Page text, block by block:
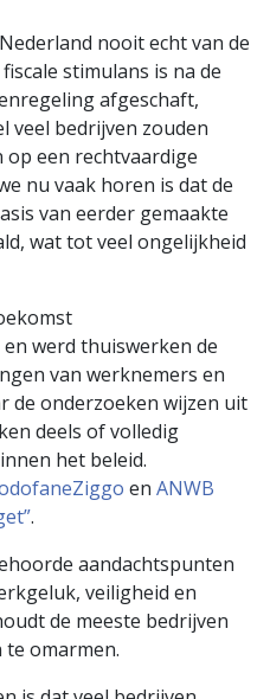
nooit echt van de
stimulans is na de
afgeschaft,
veel bedrijven zouden
een rechtvaardige
nu vaak horen is dat de
van eerder gemaakte
wat tot veel ongelijkheid
werd thuiswerken de
van werknemers en
de onderzoeken wijzen uit
deels of volledig
het beleid.
en ANWB
.
aandachtspunten
veiligheid en
de meeste bedrijven
omarmen.